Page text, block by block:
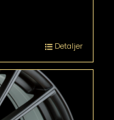
Detaljer